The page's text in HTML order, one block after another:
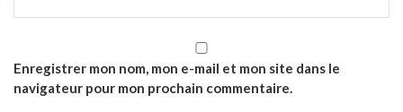
Enregistrer mon nom, mon e-mail et mon site dans le
navigateur pour mon prochain commentaire.